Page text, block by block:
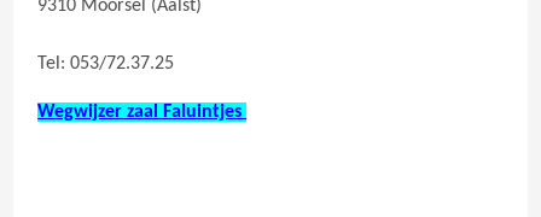
9310 Moorsel (Aalst)
Tel: 053/72.37.25
Wegwijzer zaal Faluintjes